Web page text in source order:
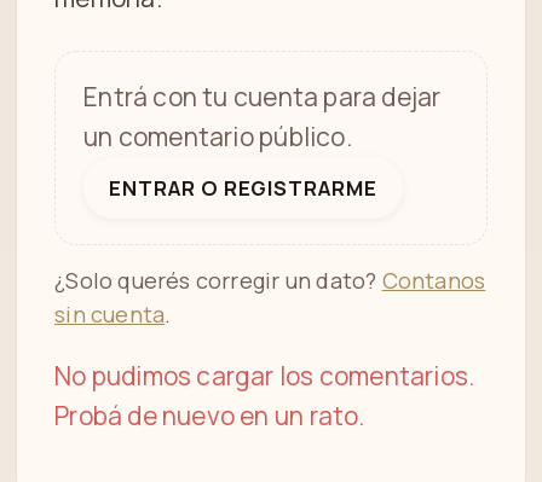
Entrá con tu cuenta para dejar
un comentario público.
ENTRAR O REGISTRARME
¿Solo querés corregir un dato? Contanos
sin cuenta.
No pudimos cargar los comentarios.
Probá de nuevo en un rato.